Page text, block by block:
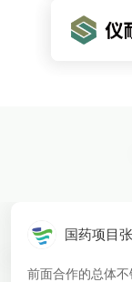
国药项目
前面合作的总体不